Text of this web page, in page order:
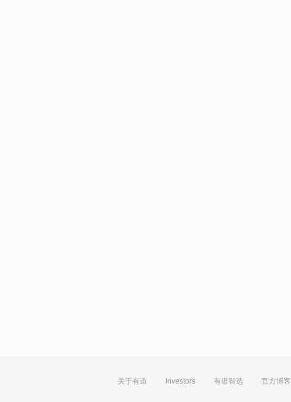
关于有道 Investors 有道智选 官方博客